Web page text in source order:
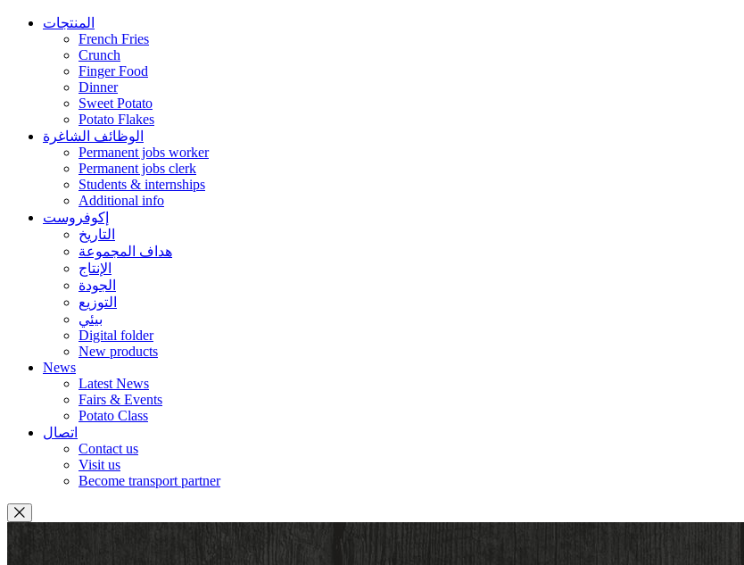
المنتجات
French Fries
Crunch
Finger Food
Dinner
Sweet Potato
Potato Flakes
الوظائف الشاغرة
Permanent jobs worker
Permanent jobs clerk
Students & internships
Additional info
إكوفروست
التاريخ
هداف المجموعة
الإنتاج
الجودة
التوزيع
بيئي
Digital folder
New products
News
Latest News
Fairs & Events
Potato Class
اتصال
Contact us
Visit us
Become transport partner